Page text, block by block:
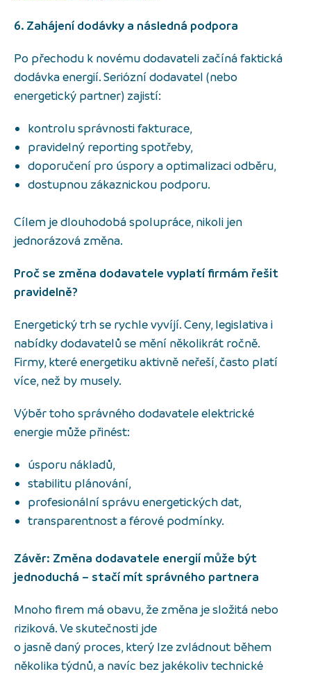
6. Zahájení dodávky a následná podpora
Po přechodu k novému dodavateli začíná faktická
dodávka energií. Seriózní dodavatel (nebo
energetický partner) zajistí:
kontrolu správnosti fakturace,
pravidelný reporting spotřeby,
doporučení pro úspory a optimalizaci odběru,
dostupnou zákaznickou podporu.
Cílem je dlouhodobá spolupráce, nikoli jen
jednorázová změna.
Proč se změna dodavatele vyplatí firmám řešit
pravidelně?
Energetický trh se rychle vyvíjí. Ceny, legislativa i
nabídky dodavatelů se mění několikrát ročně.
Firmy, které energetiku aktivně neřeší, často platí
více, než by musely.
Výběr toho správného dodavatele elektrické
energie může přinést:
úsporu nákladů,
stabilitu plánování,
profesionální správu energetických dat,
transparentnost a férové podmínky.
Závěr: Změna dodavatele energií může být
jednoduchá – stačí mít správného partnera
Mnoho firem má obavu, že změna je složitá nebo
riziková. Ve skutečnosti jde
o jasně daný proces, který lze zvládnout během
několika týdnů, a navíc bez jakékoliv technické